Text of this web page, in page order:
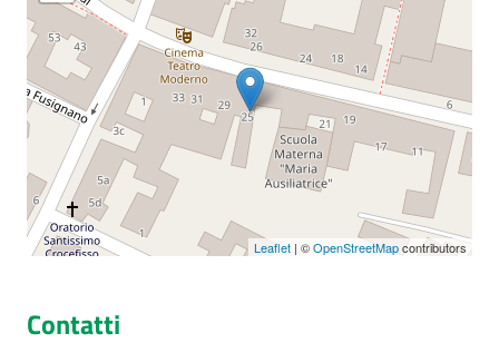
Concorsi
Seguici
Leaflet | ©OpenStreetMapcontributors
Contatti